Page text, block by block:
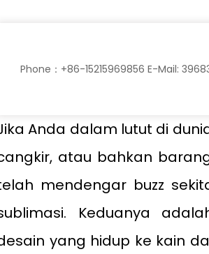
Phone：+86-15215969856 E-Mail:
Anda dalam lutut di
atau bahkan
mendengar buzz
Keduanya
yang hidup ke kain